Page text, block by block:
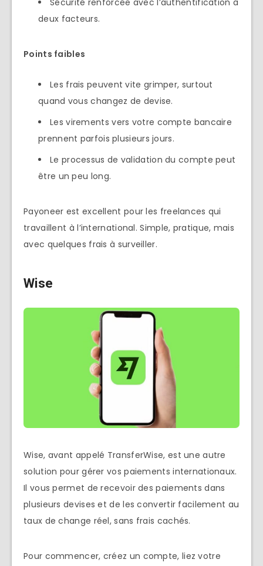
deux facteurs.
Points faibles
Les frais peuvent vite grimper, surtout
quand vous changez de devise.
Les virements vers votre compte bancaire
prennent parfois plusieurs jours.
Le processus de validation du compte peut
être un peu long.
Payoneer est excellent pour les freelances qui
travaillent à l’international. Simple, pratique, mais
avec quelques frais à surveiller.
Wise
Wise, avant appelé TransferWise, est une autre
solution pour gérer vos paiements internationaux.
Il vous permet de recevoir des paiements dans
plusieurs devises et de les convertir facilement au
taux de change réel, sans frais cachés.
Pour commencer, créez un compte, liez votre